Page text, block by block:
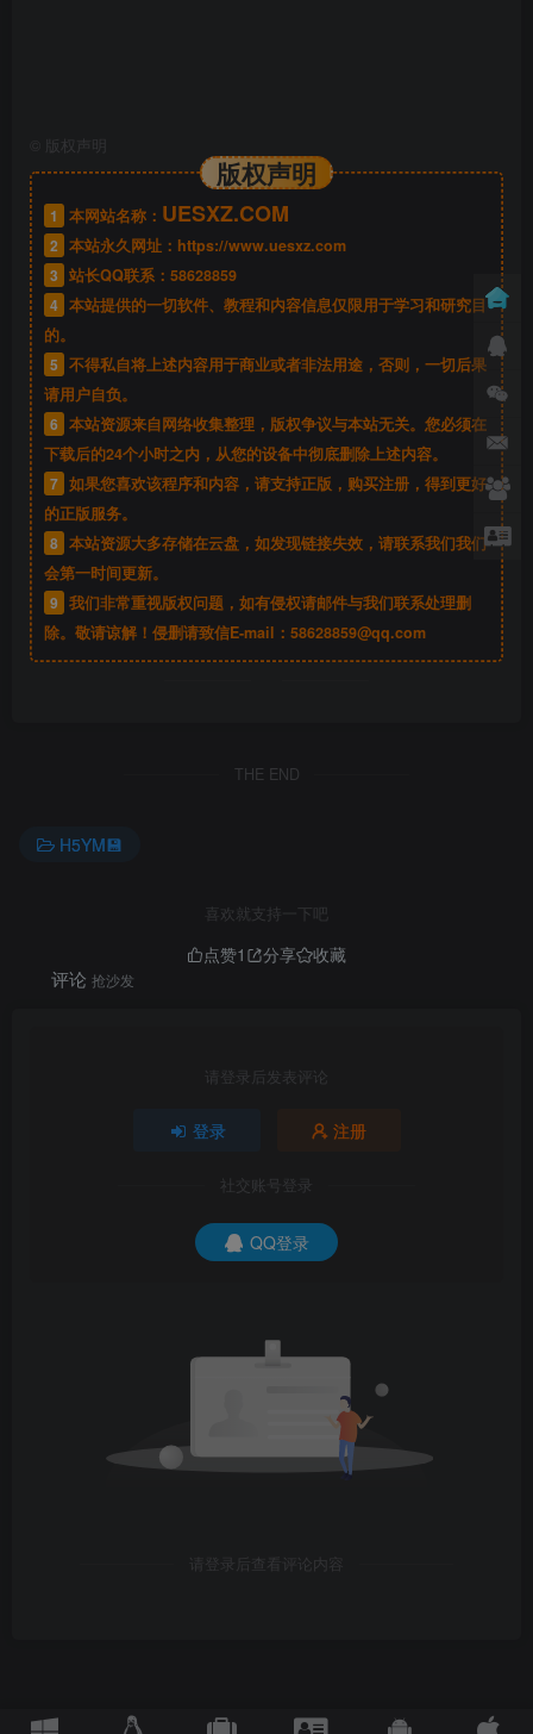
版权声明
版权声明
1 本网站名称： UESXZ.COM
2 本站永久网址： https://www.uesxz.com
3 站长QQ联系： 58628859
4 本站提供的一切软件、教程和内容信息仅限用于学习和研究目
的。
5 不得私自将上述内容用于商业或者非法用途，否则，一切后果
请用户自负。
6 本站资源来自网络收集整理，版权争议与本站无关。您必须在
下载后的24个小时之内，从您的设备中彻底删除上述内容。
7 如果您喜欢该程序和内容，请支持正版，购买注册，得到更好
的正版服务。
8 本站资源大多存储在云盘，如发现链接失效，请联系我们我们
会第一时间更新。
9 我们非常重视版权问题，如有侵权请邮件与我们联系处理删
除。敬请谅解！侵删请致信E-mail： 58628859@qq.com
THE END
H5YM💾
喜欢就支持一下吧
点赞1 分享 收藏
评论 抢沙发
请登录后发表评论
登录 注册
社交账号登录
QQ登录
请登录后查看评论内容